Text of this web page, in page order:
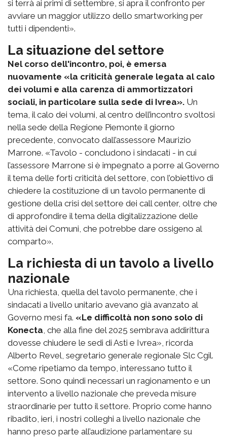
si terrà ai primi di settembre, si apra il confronto per
avviare un maggior utilizzo dello smartworking per
tutti i dipendenti».
La situazione del settore
Nel corso dell'incontro, poi, è emersa
nuovamente «la criticità generale legata al calo
dei volumi e alla carenza di ammortizzatori
sociali, in particolare sulla sede di Ivrea». Un
tema, il calo dei volumi, al centro dell’incontro svoltosi
nella sede della Regione Piemonte il giorno
precedente, convocato dall’assessore Maurizio
Marrone. «Tavolo - concludono i sindacati - in cui
l’assessore Marrone si è impegnato a porre al Governo
il tema delle forti criticità del settore, con l’obiettivo di
chiedere la costituzione di un tavolo permanente di
gestione della crisi del settore dei call center, oltre che
di approfondire il tema della digitalizzazione delle
attività dei Comuni, che potrebbe dare ossigeno al
comparto».
La richiesta di un tavolo a livello
nazionale
Una richiesta, quella del tavolo permanente, che i
sindacati a livello unitario avevano già avanzato al
Governo mesi fa. «Le difficoltà non sono solo di
Konecta , che alla fine del 2025 sembrava addirittura
dovesse chiudere le sedi di Asti e Ivrea», ricorda
Alberto Revel, segretario generale regionale Slc Cgil.
«Come ripetiamo da tempo, interessano tutto il
settore. Sono quindi necessari un ragionamento e un
intervento a livello nazionale che preveda misure
straordinarie per tutto il settore. Proprio come hanno
ribadito, ieri, i nostri colleghi a livello nazionale che
hanno preso parte all’audizione parlamentare su